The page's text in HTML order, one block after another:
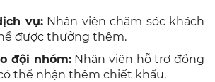
vụ:Nhân viên chăm sóc khách
được thưởng thêm.
đội nhóm:Nhân viên hỗ trợ đồng
thể nhận thêm chiết khấu.